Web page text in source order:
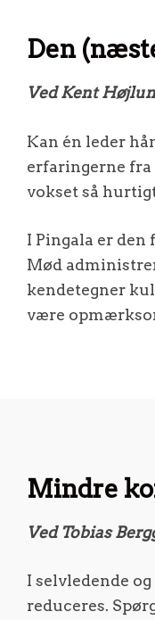
Den
Ved Kent
Kan én leder
erfaringerne
vokset så
I Pingala er
Mød
kendetegner
være
Mindre
Ved Tobias
I selvledende
reduceres.